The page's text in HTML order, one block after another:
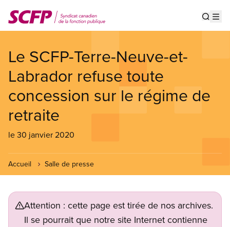
au
contenu
Le SCFP-Terre-Neuve-et-
Labrador refuse toute
concession sur le régime de
retraite
le 30 janvier 2020
Accueil Salle de presse
Attention : cette page est tirée de nos archives.
Il se pourrait que notre site Internet contienne